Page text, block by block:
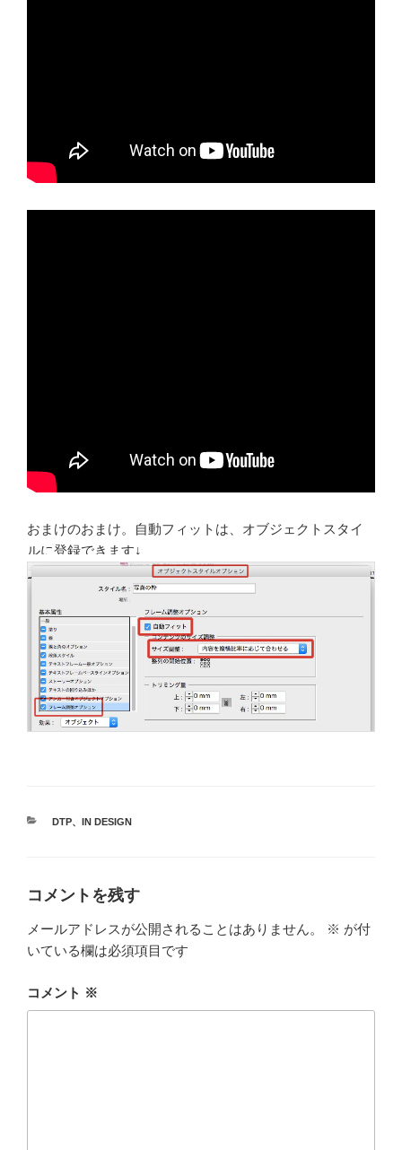
おまけのおまけ。自動フィットは、オブジェクトスタイ
ルに登録できます↓
カ
DTP、 IN DESIGN
コメントを残す
メールアドレスが公開されることはありません。 ※ が付
いている欄は必須項目です
コメント ※